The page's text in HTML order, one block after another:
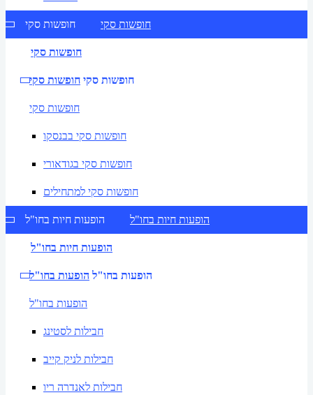
חופשות סקי חופשות סקי
חופשות סקי
חופשות סקי חופשות סקי
חופשות סקי
חופשות סקי בבנסקו
חופשות סקי בגודאורי
חופשות סקי למתחילים
הופעות חיות בחו"ל הופעות חיות בחו"ל
הופעות חיות בחו"ל
הופעות בחו"ל הופעות בחו"ל
הופעות בחו"ל
חבילות לסטינג
חבילות לניק קייב
חבילות לאנדרה ריו